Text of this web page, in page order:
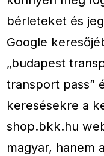
bérleteket és
Google
„budapest
transport pass”
keresésekre a
shop.bkk.hu
magyar, hanem